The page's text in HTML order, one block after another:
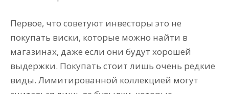
Первое, что советуют инвесторы это не
покупать виски, которые можно найти в
магазинах, даже если они будут хорошей
выдержки. Покупать стоит лишь очень редкие
виды. Лимитированной коллекцией могут